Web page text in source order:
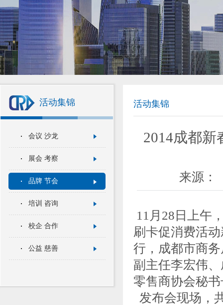
3
活动集锦
会议 沙龙
展会 考察
品牌 节会
培训 咨询
校企 合作
公益 慈善
活动集锦
2014成都新
来源
11月28日上午
刷卡促消费活
行，成都市商
副主任李宏伟
零售商协会秘
发布会现场，